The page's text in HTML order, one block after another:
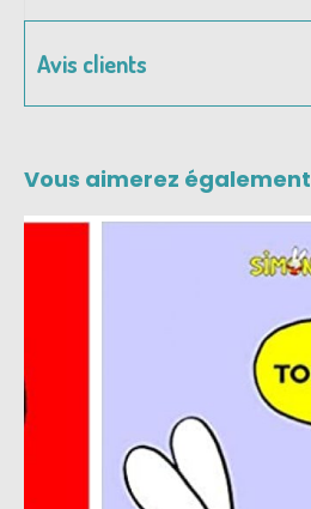
Avis clients
Vous aimerez également